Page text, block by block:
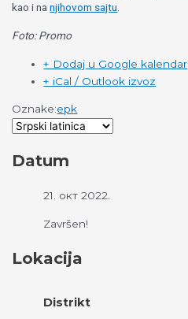
kao i nanjihovom sajtu.
Foto: Promo
+ Dodaj u Google kalendar
+ iCal / Outlook izvoz
Oznake:epk
Datum
21. окт 2022.
Završen!
Lokacija
Distrikt